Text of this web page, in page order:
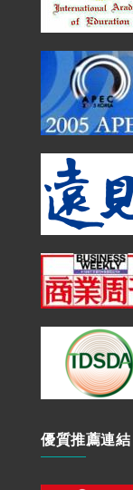
優質推薦連結